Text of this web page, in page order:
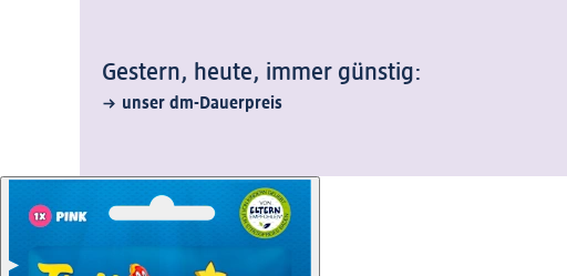
Gestern, heute, immer günstig:
unser dm-Dauerpreis